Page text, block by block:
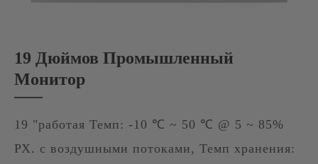
19 Дюймов Промышленный
Монитор
19 "работая Темп: -10 ℃ ~ 50 ℃ @ 5 ~ 85%
РХ. с воздушными потоками, Темп хранения: